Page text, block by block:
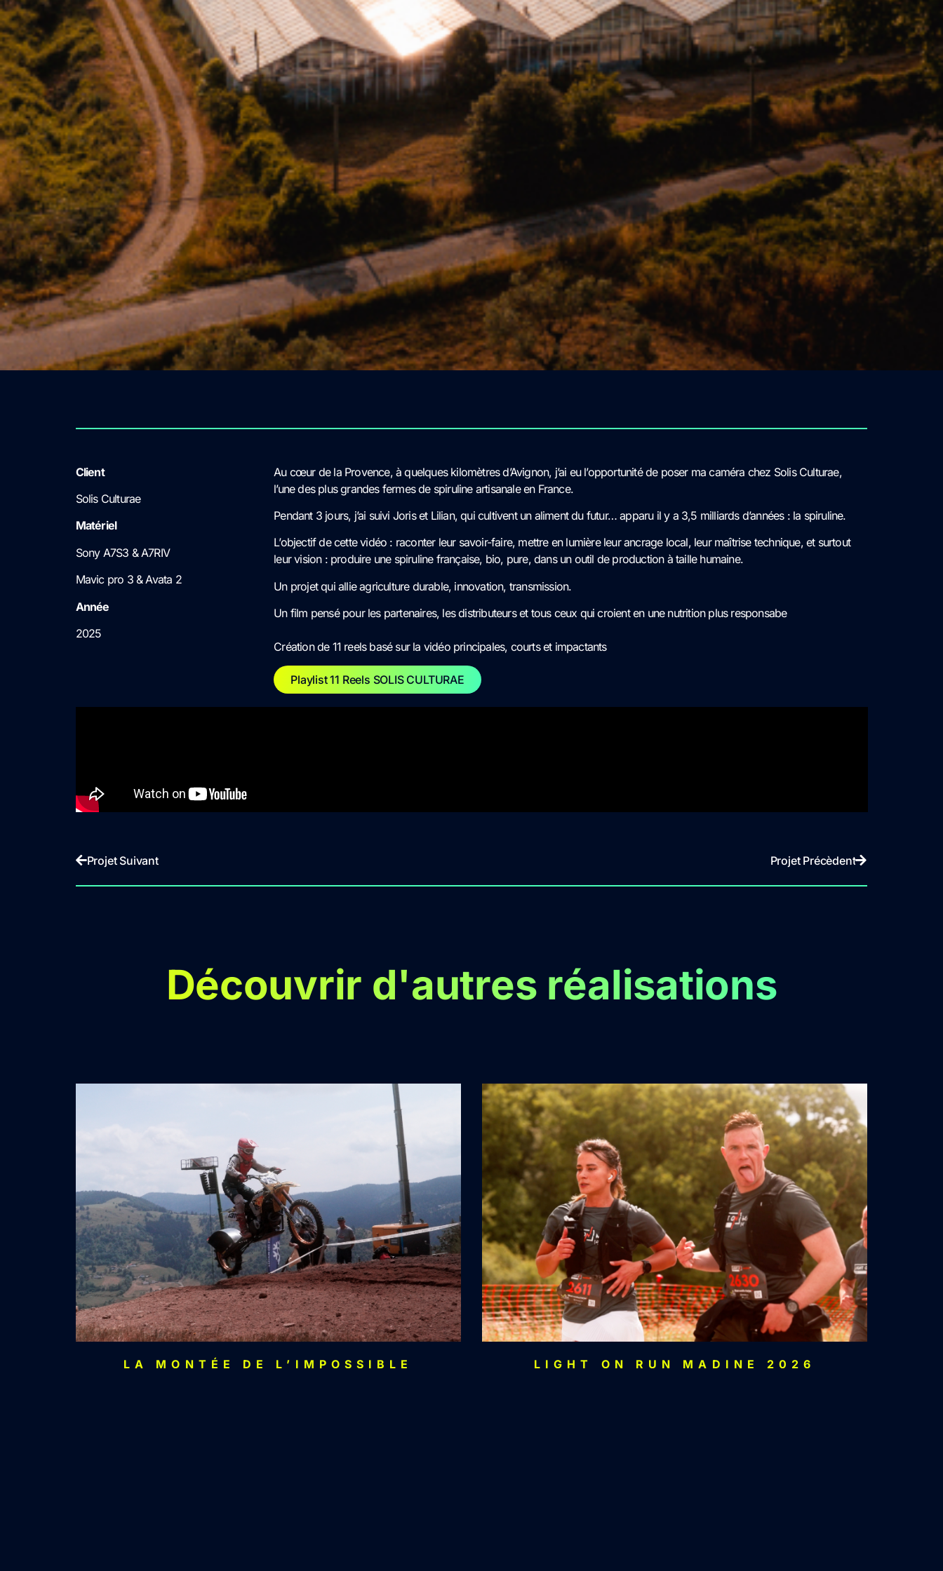
Client
Solis Culturae
Matériel
Sony A7S3 & A7RIV
Mavic pro 3 & Avata 2
Année
2025
Au cœur de la Provence, à quelques kilomètres d’Avignon, j’ai eu l’opportunité de poser ma caméra chez Solis Culturae,
l’une des plus grandes fermes de spiruline artisanale en France.
Pendant 3 jours, j’ai suivi Joris et Lilian, qui cultivent un aliment du futur… apparu il y a 3,5 milliards d’années : la spiruline.
L’objectif de cette vidéo : raconter leur savoir-faire, mettre en lumière leur ancrage local, leur maîtrise technique, et surtout
leur vision : produire une spiruline française, bio, pure, dans un outil de production à taille humaine.
Un projet qui allie agriculture durable, innovation, transmission.
Un film pensé pour les partenaires, les distributeurs et tous ceux qui croient en une nutrition plus responsabe
Création de 11 reels basé sur la vidéo principales, courts et impactants
Playlist 11 Reels SOLIS CULTURAE
Projet Suivant Projet Précèdent
Découvrir d'autres réalisations
LA MONTÉE DE L’IMPOSSIBLE LIGHT ON RUN MADINE 2026